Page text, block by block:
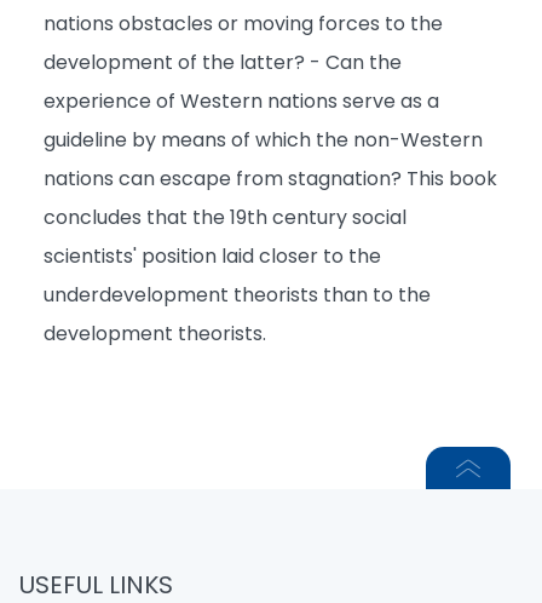
nations obstacles or moving forces to the
development of the latter? - Can the
experience of Western nations serve as a
guideline by means of which the non-Western
nations can escape from stagnation? This book
concludes that the 19th century social
scientists' position laid closer to the
underdevelopment theorists than to the
development theorists.
USEFUL LINKS